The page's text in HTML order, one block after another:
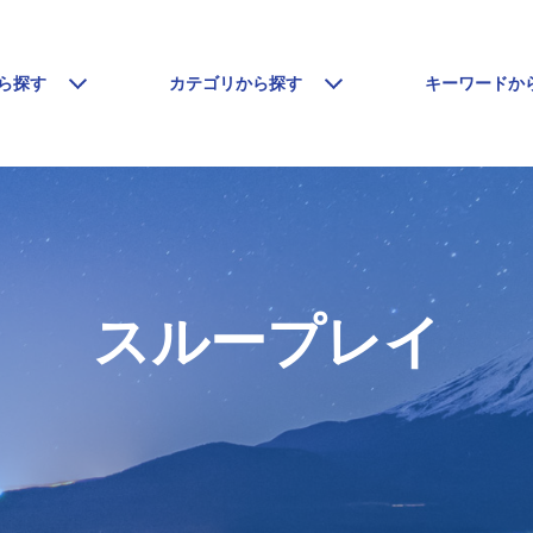
探す カテゴリから探す キーワードか
スループレイ